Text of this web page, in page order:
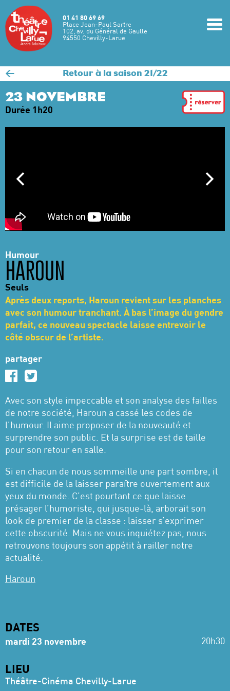
Aller au contenu principal
01 41 80 69 69
Place Jean-Paul Sartre
102, av. du Général de Gaulle
94550 Chevilly-Larue
< Retour à la saison 21/22
23 NOVEMBRE
Durée 1h20
Humour
HAROUN
Seuls
Après deux reports, Haroun revient sur les planches
avec son humour tranchant. À bas l’image du gendre
parfait, ce nouveau spectacle laisse entrevoir le
côté obscur de l’artiste.
partager
Avec son style impeccable et son analyse des failles
de notre société, Haroun a cassé les codes de
l'humour. Il aime proposer de la nouveauté et
surprendre son public. Et la surprise est de taille
pour son retour en salle.
Si en chacun de nous sommeille une part sombre, il
est difficile de la laisser paraître ouvertement aux
yeux du monde. C’est pourtant ce que laisse
présager l’humoriste, qui jusque-là, arborait son
look de premier de la classe : laisser s’exprimer
cette obscurité. Mais ne vous inquiétez pas, nous
retrouvons toujours son appétit à railler notre
actualité.
Haroun
DATES
mardi 23 novembre 20h30
LIEU
Théâtre-Cinéma Chevilly-Larue